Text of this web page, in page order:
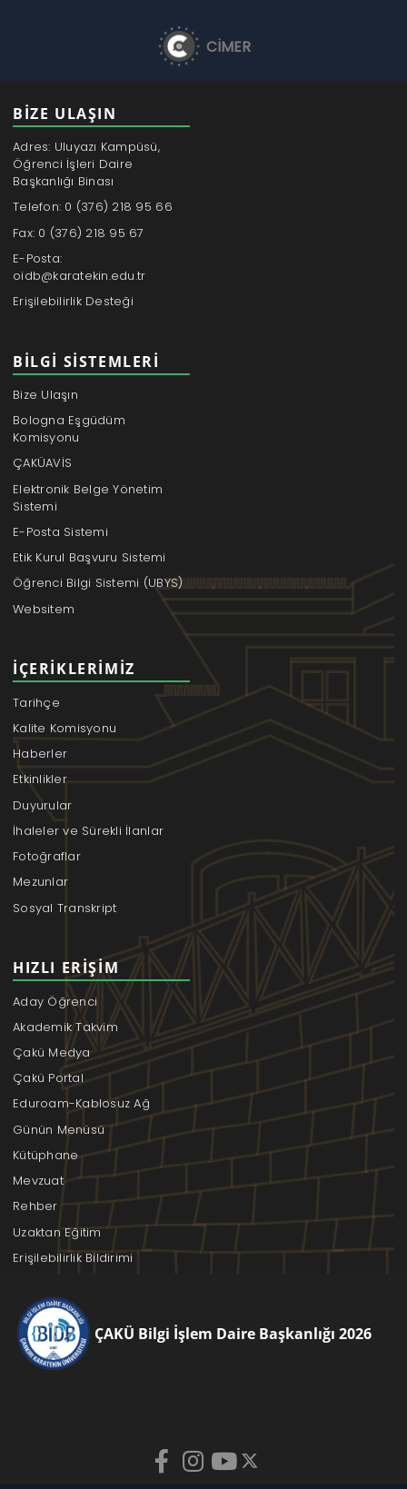
CİMER
BİZE ULAŞIN
Adres: Uluyazı Kampüsü,
Öğrenci İşleri Daire
Başkanlığı Binası
Telefon: 0 (376) 218 95 66
Fax: 0 (376) 218 95 67
E-Posta:
oidb@karatekin.edu.tr
Erişilebilirlik Desteği
BILGI SISTEMLERI
Bize Ulaşın
Bologna Eşgüdüm
Komisyonu
ÇAKÜAVİS
Elektronik Belge Yönetim
Sistemi
E-Posta Sistemi
Etik Kurul Başvuru Sistemi
Öğrenci Bilgi Sistemi (UBYS)
Websitem
İÇERIKLERIMIZ
Tarihçe
Kalite Komisyonu
Haberler
Etkinlikler
Duyurular
İhaleler ve Sürekli İlanlar
Fotoğraflar
Mezunlar
Sosyal Transkript
HIZLI ERIŞIM
Aday Öğrenci
Akademik Takvim
Çakü Medya
Çakü Portal
Eduroam-Kablosuz Ağ
Günün Menüsü
Kütüphane
Mevzuat
Rehber
Uzaktan Eğitim
Erişilebilirlik Bildirimi
ÇAKÜ Bilgi İşlem Daire Başkanlığı 2026